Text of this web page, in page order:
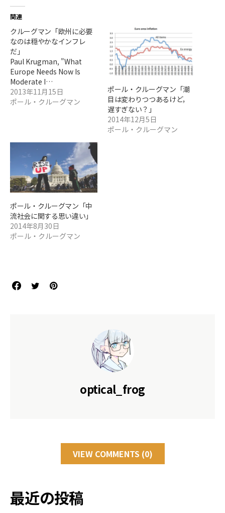
関連
クルーグマン「欧州に必要
なのは穏やかなインフレ
だ」
Paul Krugman, "What
Europe Needs Now Is
Moderate I…
2013年11月15日
ポール・クルーグマン
ポール・クルーグマン「潮
目は変わりつつあるけど，
遅すぎない？」
2014年12月5日
ポール・クルーグマン
ポール・クルーグマン「中
流社会に関する思い違い」
2014年8月30日
ポール・クルーグマン
optical_frog
VIEW COMMENTS (0)
最近の投稿